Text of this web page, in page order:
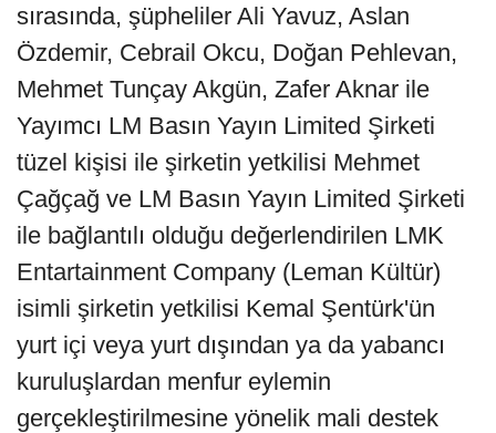
sırasında, şüpheliler Ali Yavuz, Aslan
Özdemir, Cebrail Okcu, Doğan Pehlevan,
Mehmet Tunçay Akgün, Zafer Aknar ile
Yayımcı LM Basın Yayın Limited Şirketi
tüzel kişisi ile şirketin yetkilisi Mehmet
Çağçağ ve LM Basın Yayın Limited Şirketi
ile bağlantılı olduğu değerlendirilen LMK
Entartainment Company (Leman Kültür)
isimli şirketin yetkilisi Kemal Şentürk'ün
yurt içi veya yurt dışından ya da yabancı
kuruluşlardan menfur eylemin
gerçekleştirilmesine yönelik mali destek